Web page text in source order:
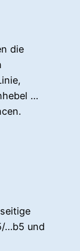
die
…
…b5 und